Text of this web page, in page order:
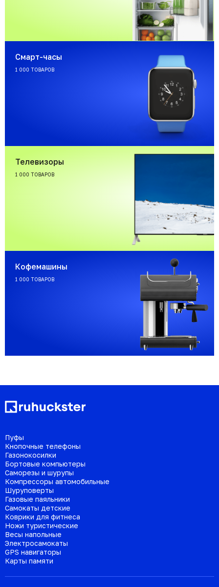
Смарт-часы
1 000 ТОВАРОВ
Телевизоры
1 000 ТОВАРОВ
Кофемашины
1 000 ТОВАРОВ
Пуфы
Кнопочные телефоны
Газонокосилки
Бортовые компьютеры
Саморезы и шурупы
Компрессоры автомобильные
Шуруповерты
Газовые паяльники
Самокаты детские
Коврики для фитнеса
Ножи туристические
Весы напольные
Электросамокаты
GPS навигаторы
Карты памяти